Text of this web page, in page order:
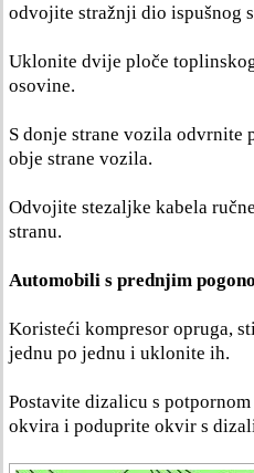
odvojite stražnji dio ispušnog
Uklonite dvije ploče
osovine.
S donje strane vozila odvrnite
obje strane vozila.
Odvojite stezaljke kabela
stranu.
Automobili s prednjim
Koristeći kompresor opruga,
jednu po jednu i uklonite ih.
Postavite dizalicu s
okvira i poduprite okvir s